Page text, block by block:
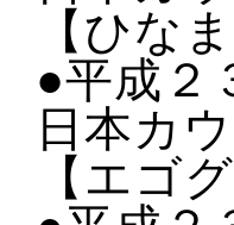
【ひな
●平成
日本カ
【エゴ